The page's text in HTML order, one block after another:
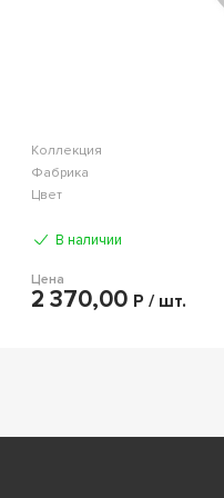
Коллекция
Фабрика
Цвет
В наличии
Цена
2 370,00 Р / шт.